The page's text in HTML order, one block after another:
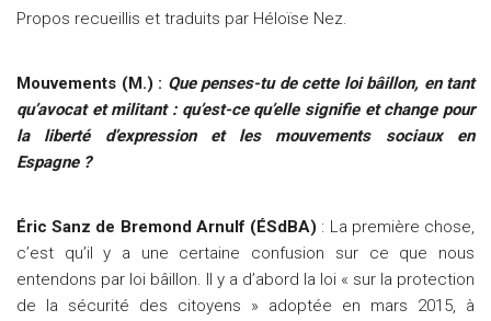
Propos recueillis et traduits par Héloïse Nez.
Mouvements (M.) : Que penses-tu de cette loi bâillon, en tant
qu’avocat et militant : qu’est-ce qu’elle signifie et change pour
la liberté d’expression et les mouvements sociaux en
Espagne ?
Éric Sanz de Bremond Arnulf (ÉSdBA) : La première chose,
c’est qu’il y a une certaine confusion sur ce que nous
entendons par loi bâillon. Il y a d’abord la loi « sur la protection
de la sécurité des citoyens » adoptée en mars 2015, à